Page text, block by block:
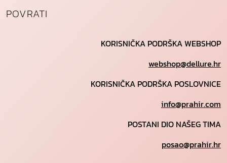
POVRATI
KORISNIČKA PODRŠKA WEBSHOP
webshop@dellure.hr
KORISNIČKA PODRŠKA POSLOVNICE
info@prahir.com
POSTANI DIO NAŠEG TIMA
posao@prahir.hr